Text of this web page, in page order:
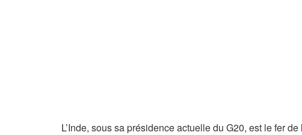
L’Inde, sous sa présidence actuelle du G20, est le fer